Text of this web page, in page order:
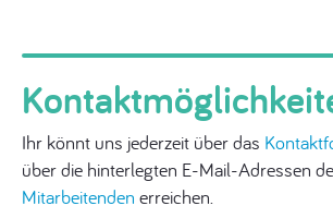
Ihr könnt uns jederzeit über das
über die hinterlegten E-Mail-Adressen
Mitarbeitenden erreichen.